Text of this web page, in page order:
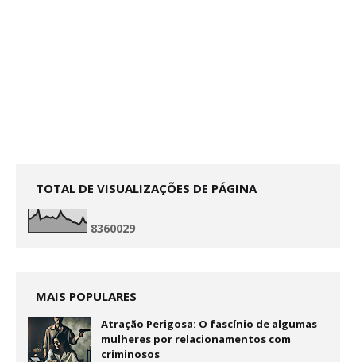
TOTAL DE VISUALIZAÇÕES DE PÁGINA
8360029
MAIS POPULARES
Atração Perigosa: O fascínio de algumas
mulheres por relacionamentos com
criminosos